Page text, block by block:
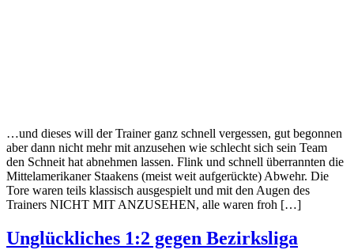
…und dieses will der Trainer ganz schnell vergessen, gut begonnen
aber dann nicht mehr mit anzusehen wie schlecht sich sein Team
den Schneit hat abnehmen lassen. Flink und schnell überrannten die
Mittelamerikaner Staakens (meist weit aufgerückte) Abwehr. Die
Tore waren teils klassisch ausgespielt und mit den Augen des
Trainers NICHT MIT ANZUSEHEN, alle waren froh […]
Unglückliches 1:2 gegen Bezirksliga